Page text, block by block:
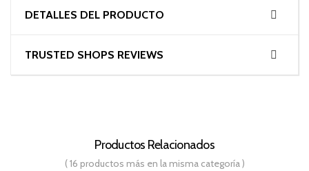
DETALLES DEL PRODUCTO
TRUSTED SHOPS REVIEWS
Productos Relacionados
( 16 productos más en la misma categoría )